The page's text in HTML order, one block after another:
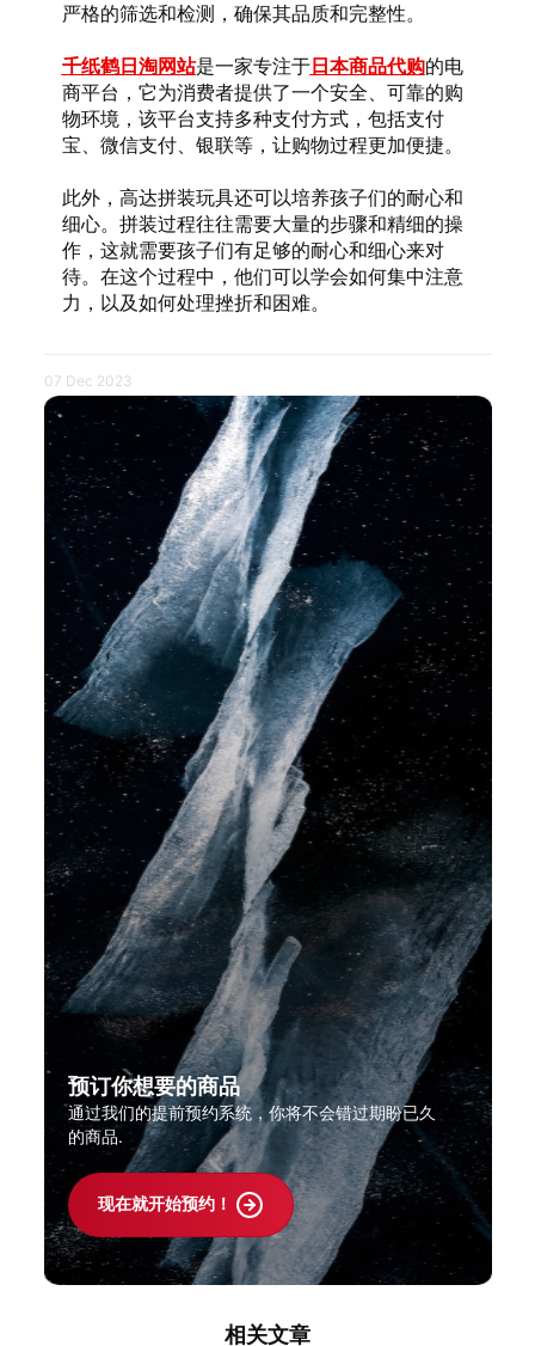
严格的筛选和检测，确保其品质和完整性。
千纸鹤日淘网站是一家专注于日本商品代购的电
商平台，它为消费者提供了一个安全、可靠的购
物环境，该平台支持多种支付方式，包括支付
宝、微信支付、银联等，让购物过程更加便捷。
此外，高达拼装玩具还可以培养孩子们的耐心和
细心。拼装过程往往需要大量的步骤和精细的操
作，这就需要孩子们有足够的耐心和细心来对
待。在这个过程中，他们可以学会如何集中注意
力，以及如何处理挫折和困难。
07 Dec 2023
预订你想要的商品
通过我们的提前预约系统，你将不会错过期盼已久
的商品.
现在就开始预约！
相关文章